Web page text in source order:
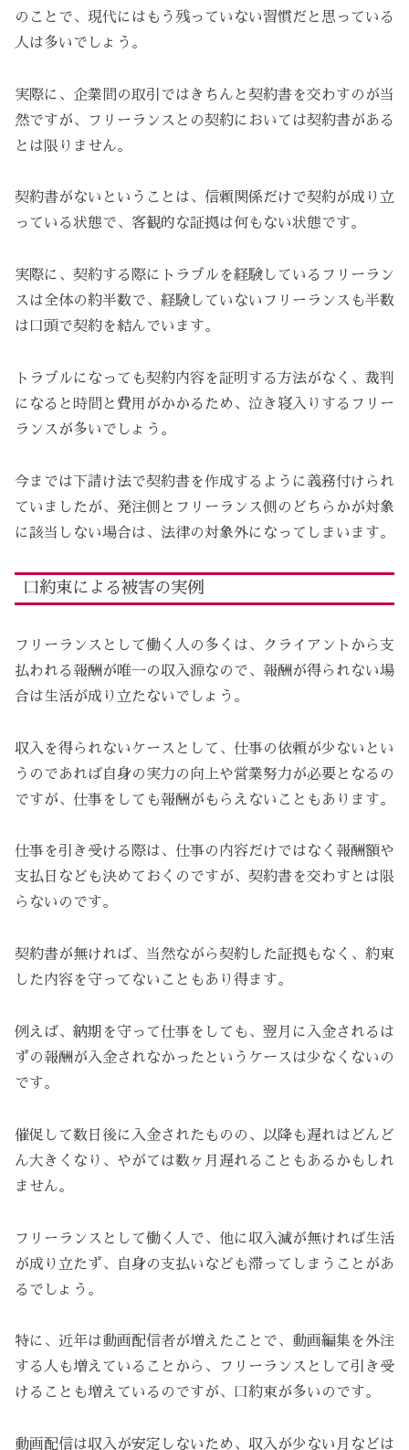
のことで、現代にはもう残っていない習慣だと思っている
人は多いでしょう。
実際に、企業間の取引ではきちんと契約書を交わすのが当
然ですが、フリーランスとの契約においては契約書がある
とは限りません。
契約書がないということは、信頼関係だけで契約が成り立
っている状態で、客観的な証拠は何もない状態です。
実際に、契約する際にトラブルを経験しているフリーラン
スは全体の約半数で、経験していないフリーランスも半数
は口頭で契約を結んでいます。
トラブルになっても契約内容を証明する方法がなく、裁判
になると時間と費用がかかるため、泣き寝入りするフリー
ランスが多いでしょう。
今までは下請け法で契約書を作成するように義務付けられ
ていましたが、発注側とフリーランス側のどちらかが対象
に該当しない場合は、法律の対象外になってしまいます。
口約束による被害の実例
フリーランスとして働く人の多くは、クライアントから支
払われる報酬が唯一の収入源なので、報酬が得られない場
合は生活が成り立たないでしょう。
収入を得られないケースとして、仕事の依頼が少ないとい
うのであれば自身の実力の向上や営業努力が必要となるの
ですが、仕事をしても報酬がもらえないこともあります。
仕事を引き受ける際は、仕事の内容だけではなく報酬額や
支払日なども決めておくのですが、契約書を交わすとは限
らないのです。
契約書が無ければ、当然ながら契約した証拠もなく、約束
した内容を守ってないこともあり得ます。
例えば、納期を守って仕事をしても、翌月に入金されるは
ずの報酬が入金されなかったというケースは少なくないの
です。
催促して数日後に入金されたものの、以降も遅れはどんど
ん大きくなり、やがては数ヶ月遅れることもあるかもしれ
ません。
フリーランスとして働く人で、他に収入減が無ければ生活
が成り立たず、自身の支払いなども滞ってしまうことがあ
るでしょう。
特に、近年は動画配信者が増えたことで、動画編集を外注
する人も増えていることから、フリーランスとして引き受
けることも増えているのですが、口約束が多いのです。
動画配信は収入が安定しないため、収入が少ない月などは